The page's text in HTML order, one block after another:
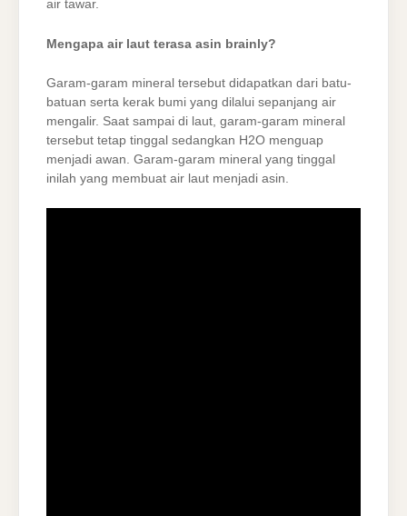
air tawar.
Mengapa air laut terasa asin brainly?
Garam-garam mineral tersebut didapatkan dari batu-
batuan serta kerak bumi yang dilalui sepanjang air
mengalir. Saat sampai di laut, garam-garam mineral
tersebut tetap tinggal sedangkan H2O menguap
menjadi awan. Garam-garam mineral yang tinggal
inilah yang membuat air laut menjadi asin.